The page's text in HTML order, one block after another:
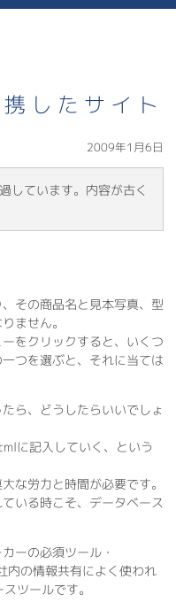
したサイト
2009年1月6日
しています。内容が古く
その商品名と見本写真、型
ません。
をクリックすると、いくつ
つを選ぶと、それに当ては
ら、どうしたらいいでしょ
に記入していく、という
な労力と時間が必要です。
いる時こそ、データベース
ーの必須ツール・
の情報共有によく使われ
ツールです。